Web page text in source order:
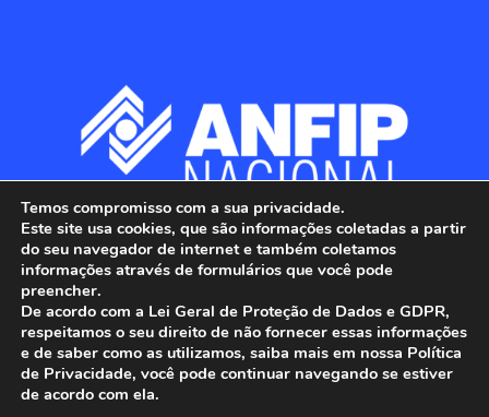
ANFIP - Associação Nacional dos Auditores
Fiscais da Receita Federal do Brasil.
Temos compromisso com a sua privacidade.
Este site usa cookies, que são informações coletadas a partir
do seu navegador de internet e também coletamos
informações através de formulários que você pode
preencher.
De acordo com a Lei Geral de Proteção de Dados e GDPR,
respeitamos o seu direito de não fornecer essas informações
e de saber como as utilizamos, saiba mais em nossa Política
de Privacidade, você pode continuar navegando se estiver
de acordo com ela.